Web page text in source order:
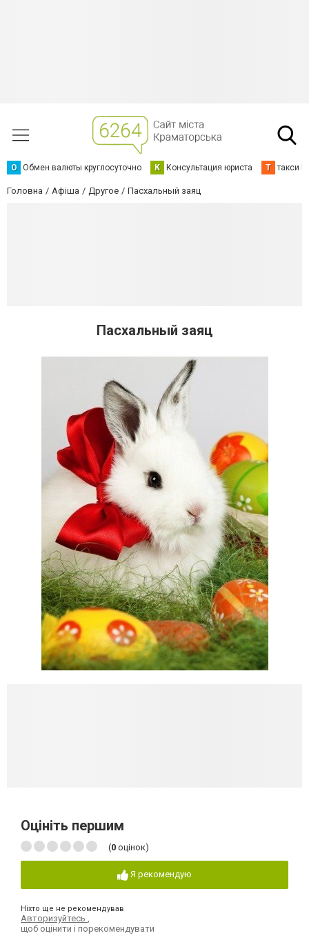
О Обмен валюты круглосуточно К Консультация юриста Т такси
Головна Афіша Другое Пасхальный заяц
Пасхальный заяц
Оцініть першим
(0 оцінок)
Я рекомендую
Ніхто ще не рекомендував
Авторизуйтесь
щоб оцінити і порекомендувати